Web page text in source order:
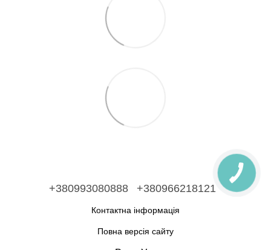
+380993080888 +380966218121
Контактна інформація
Повна версія сайту